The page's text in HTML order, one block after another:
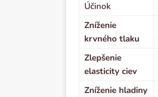
Účinok
Zníženie
krvného tlaku
Zlepšenie
elasticity ciev
Zníženie hladiny